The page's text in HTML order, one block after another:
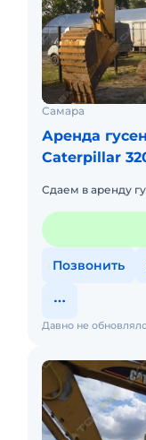
Самара
Аренда
Caterpillar
Сдаем в аренду
Позвонить
Давно не